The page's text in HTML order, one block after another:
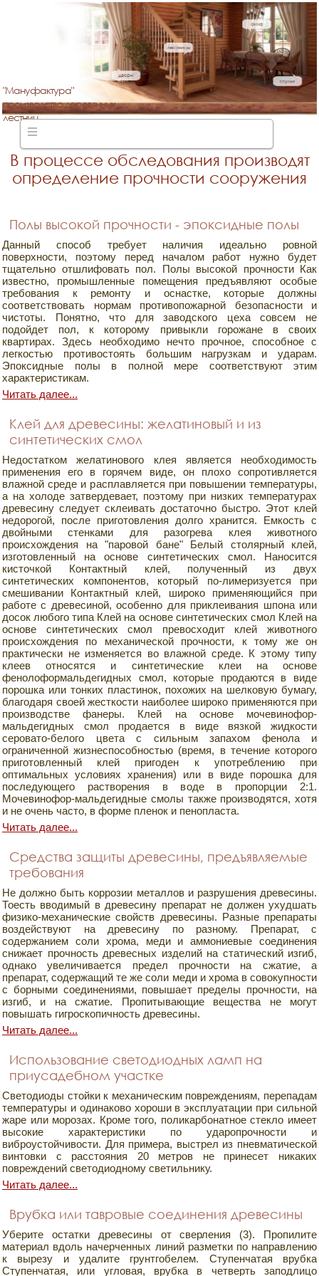
"Мануфактура"
производство деревянных
лестниц
В процессе обследования производят
определение прочности сооружения
Полы высокой прочности - эпоксидные полы
Данный способ требует наличия идеально ровной
поверхности, поэтому перед началом работ нужно будет
тщательно отшлифовать пол. Полы высокой прочности Как
известно, промышленные помещения предъявляют особые
требования к ремонту и оснастке, которые должны
соответствовать нормам противопожарной безопасности и
чистоты. Понятно, что для заводского цеха совсем не
подойдет пол, к которому привыкли горожане в своих
квартирах. Здесь необходимо нечто прочное, способное с
легкостью противостоять большим нагрузкам и ударам.
Эпоксидные полы в полной мере соответствуют этим
характеристикам.
Читать далее...
Клей для древесины: желатиновый и из
синтетических смол
Недостатком желатинового клея является необходимость
применения его в горячем виде, он плохо сопротивляется
влажной среде и расплавляется при повышении температуры,
а на холоде затвердевает, поэтому при низких температурах
древесину следует склеивать достаточно быстро. Этот клей
недорогой, после приготовления долго хранится. Емкость с
двойными стенками для разогрева клея животного
происхождения на "паровой бане" Белый столярный клей,
изготовленный на основе синтетических смол. Наносится
кисточкой Контактный клей, полученный из двух
синтетических компонентов, который по-лимеризуется при
смешивании Контактный клей, широко применяющийся при
работе с древесиной, особенно для приклеивания шпона или
досок любого типа Клей на основе синтетических смол Клей на
основе синтетических смол превосходит клей животного
происхождения по механической прочности, к тому же он
практически не изменяется во влажной среде. К этому типу
клеев относятся и синтетические клеи на основе
фенолоформальдегидных смол, которые продаются в виде
порошка или тонких пластинок, похожих на шелковую бумагу,
благодаря своей жесткости наиболее широко применяются при
производстве фанеры. Клей на основе мочевинофор-
мальдегидных смол продается в виде вязкой жидкости
серовато-белого цвета с сильным запахом фенола и
ограниченной жизнеспособностью (время, в течение которого
приготовленный клей пригоден к употреблению при
оптимальных условиях хранения) или в виде порошка для
последующего растворения в воде в пропорции 2:1.
Мочевинофор-мальдегидные смолы также производятся, хотя
и не очень часто, в форме пленок и пенопласта.
Читать далее...
Средства защиты древесины, предъявляемые
требования
Не должно быть коррозии металлов и разрушения древесины.
Тоесть вводимый в древесину препарат не должен ухудшать
физико-механические свойств древесины. Разные препараты
воздействуют на древесину по разному. Препарат, с
содержанием соли хрома, меди и аммониевые соединения
снижает прочность древесных изделий на статический изгиб,
однако увеличивается предел прочности на сжатие, а
препарат, содержащий те же соли меди и хрома в совокупности
с борными соединениями, повышает пределы прочности, на
изгиб, и на сжатие. Пропитывающие вещества не могут
повышать гигроскопичность древесины.
Читать далее...
Использование светодиодных ламп на
приусадебном участке
Светодиоды стойки к механическим повреждениям, перепадам
температуры и одинаково хороши в эксплуатации при сильной
жаре или морозах. Кроме того, поликарбонатное стекло имеет
высокие характеристики по ударопрочности и
виброустойчивости. Для примера, выстрел из пневматической
винтовки с расстояния 20 метров не принесет никаких
повреждений светодиодному светильнику.
Читать далее...
Врубка или тавровые соединения древесины
Уберите остатки древесины от сверления (3). Пропилите
материал вдоль начерченных линий разметки по направлению
к вырезу и удалите грунтгобелем. Ступенчатая врубка
Ступенчатая, или угловая, врубка в четверть заподлицо